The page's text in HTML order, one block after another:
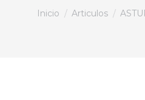
Estás aquí:
Inicio Articulos